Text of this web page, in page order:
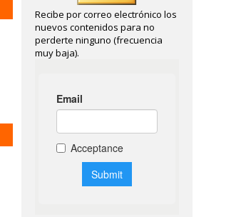
Recibe por correo electrónico los
nuevos contenidos para no
perderte ninguno (frecuencia
muy baja).